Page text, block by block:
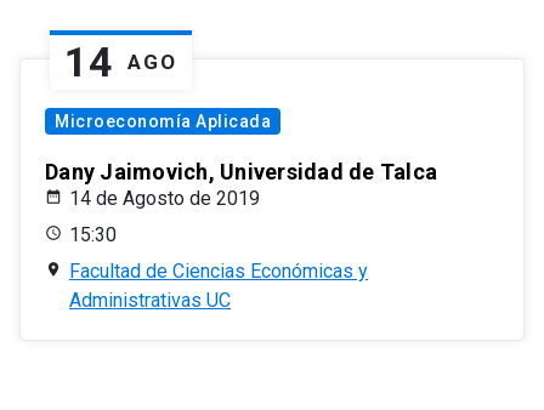
14 AGO
Microeconomía Aplicada
Dany Jaimovich, Universidad de Talca
14 de Agosto de 2019
15:30
Facultad de Ciencias Económicas y
Administrativas UC